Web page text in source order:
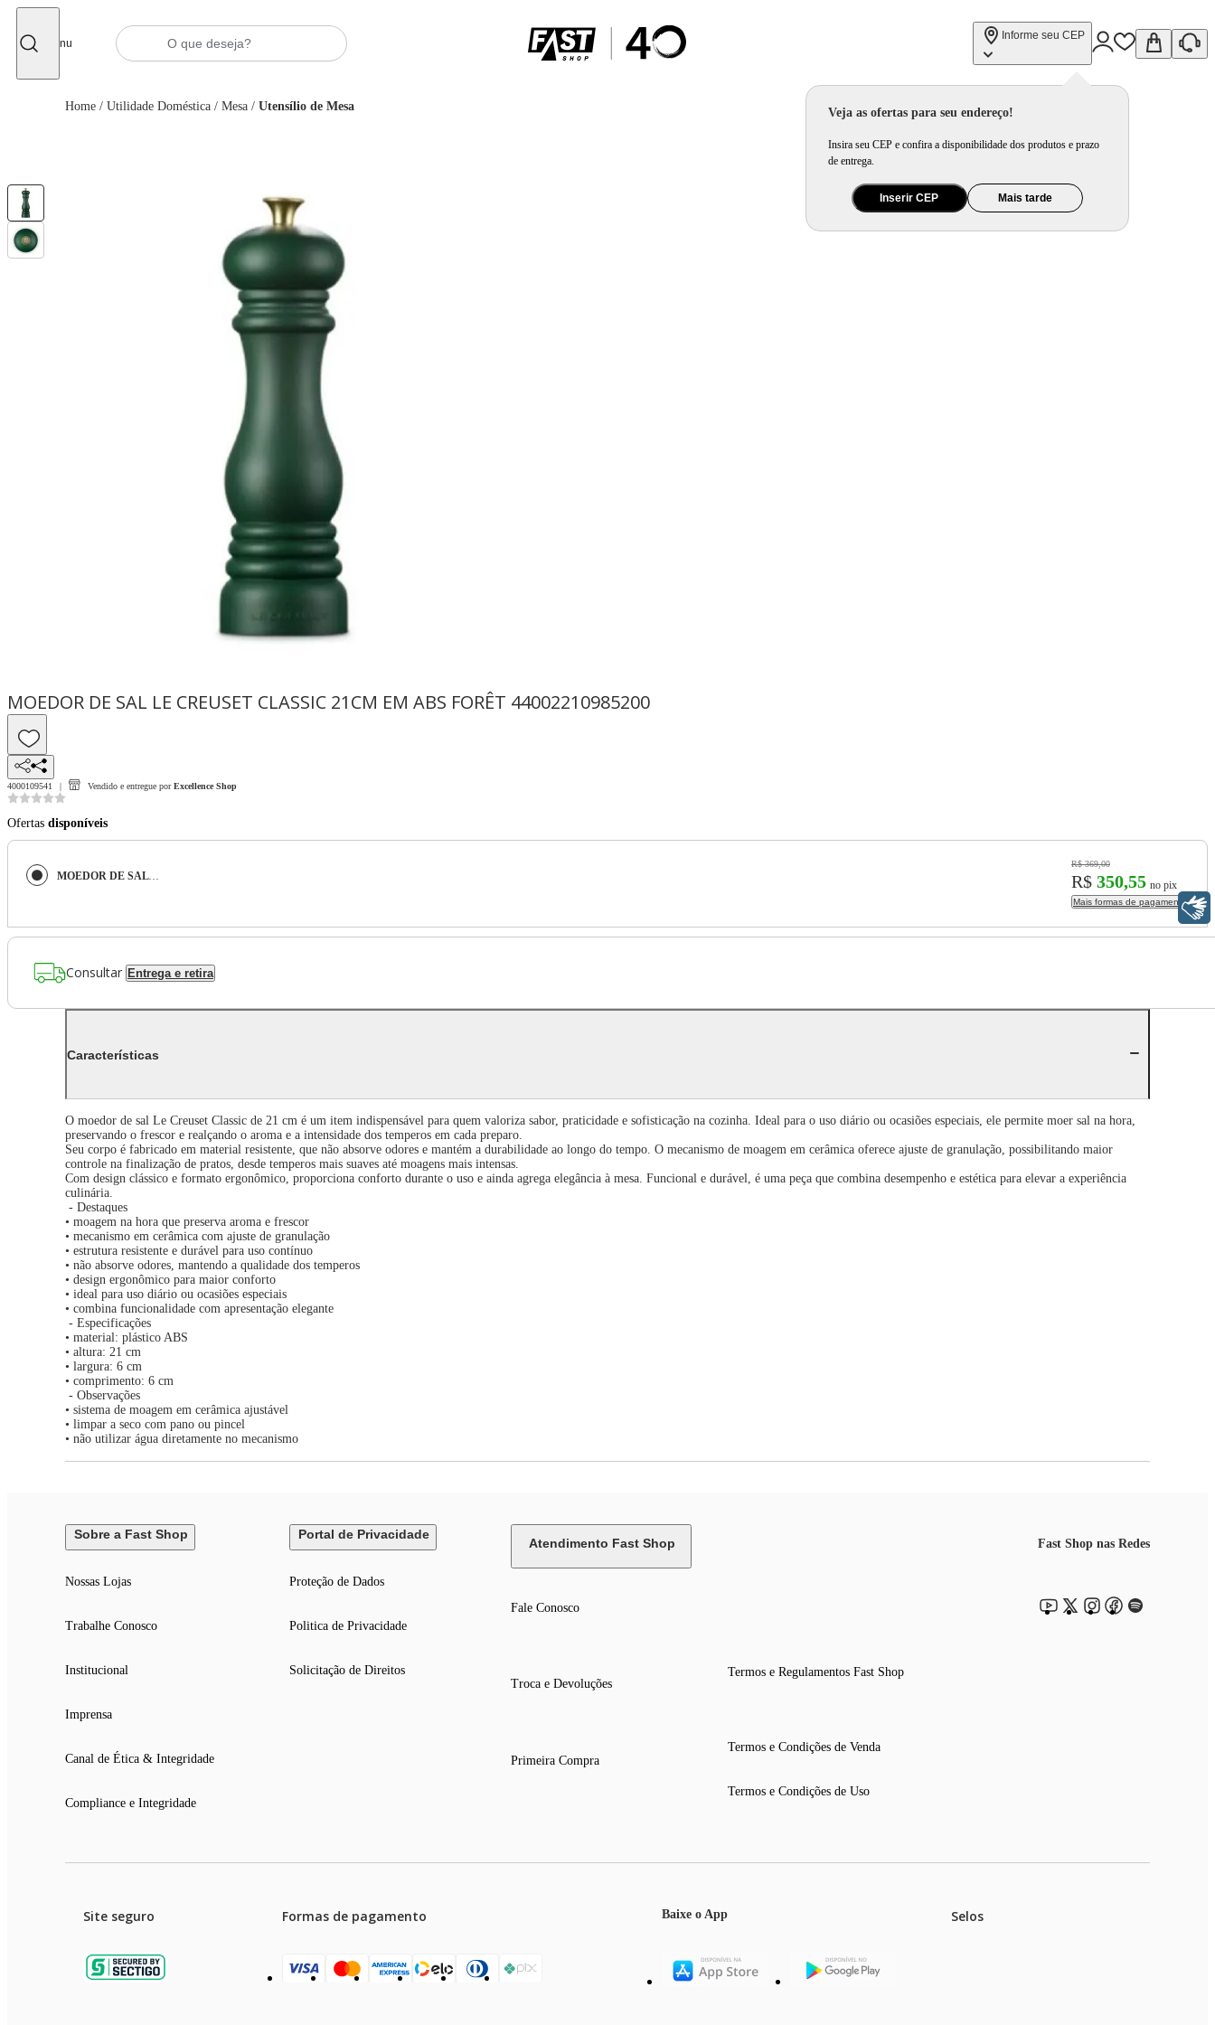
Menu
Informe seu CEP
Veja as ofertas para seu endereço!
Insira seu CEP e confira a disponibilidade dos produtos e prazo
de entrega.
Inserir CEP Mais tarde
Home / Utilidade Doméstica / Mesa / Utensílio de Mesa
MOEDOR DE SAL LE CREUSET CLASSIC 21CM EM ABS FORÊT 44002210985200
4000109541 Vendido e entregue por Excellence Shop
Ofertas disponíveis
MOEDOR DE SAL LE CREUSET CLASSIC 21CM EM ABS FORÊT 44002210985200
R$ 369,00
R$ 350,55 no pix
Mais formas de pagamento
Consultar Entrega e retira
Características
O moedor de sal Le Creuset Classic de 21 cm é um item indispensável para quem valoriza sabor, praticidade e sofisticação na cozinha. Ideal para o uso diário ou ocasiões especiais, ele permite moer sal na hora,
preservando o frescor e realçando o aroma e a intensidade dos temperos em cada preparo.
Seu corpo é fabricado em material resistente, que não absorve odores e mantém a durabilidade ao longo do tempo. O mecanismo de moagem em cerâmica oferece ajuste de granulação, possibilitando maior
controle na finalização de pratos, desde temperos mais suaves até moagens mais intensas.
Com design clássico e formato ergonômico, proporciona conforto durante o uso e ainda agrega elegância à mesa. Funcional e durável, é uma peça que combina desempenho e estética para elevar a experiência
culinária.
- Destaques
• moagem na hora que preserva aroma e frescor
• mecanismo em cerâmica com ajuste de granulação
• estrutura resistente e durável para uso contínuo
• não absorve odores, mantendo a qualidade dos temperos
• design ergonômico para maior conforto
• ideal para uso diário ou ocasiões especiais
• combina funcionalidade com apresentação elegante
- Especificações
• material: plástico ABS
• altura: 21 cm
• largura: 6 cm
• comprimento: 6 cm
- Observações
• sistema de moagem em cerâmica ajustável
• limpar a seco com pano ou pincel
• não utilizar água diretamente no mecanismo
Sobre a Fast Shop
Nossas Lojas
Trabalhe Conosco
Institucional
Imprensa
Canal de Ética & Integridade
Compliance e Integridade
Portal de Privacidade
Proteção de Dados
Politica de Privacidade
Solicitação de Direitos
Atendimento Fast Shop
Fale Conosco
Troca e Devoluções
Primeira Compra
Termos e Regulamentos Fast Shop
Termos e Condições de Venda
Termos e Condições de Uso
Fast Shop nas Redes
Site seguro Formas de pagamento Baixe o App Selos
Libras